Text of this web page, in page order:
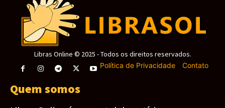
Libras Online © 2025 - Todos os direitos reservados.
Política de Privacidade- Contato
Quem somos